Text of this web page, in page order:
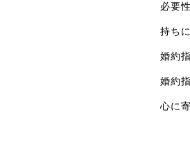
必要
持ち
婚約
婚約
心に